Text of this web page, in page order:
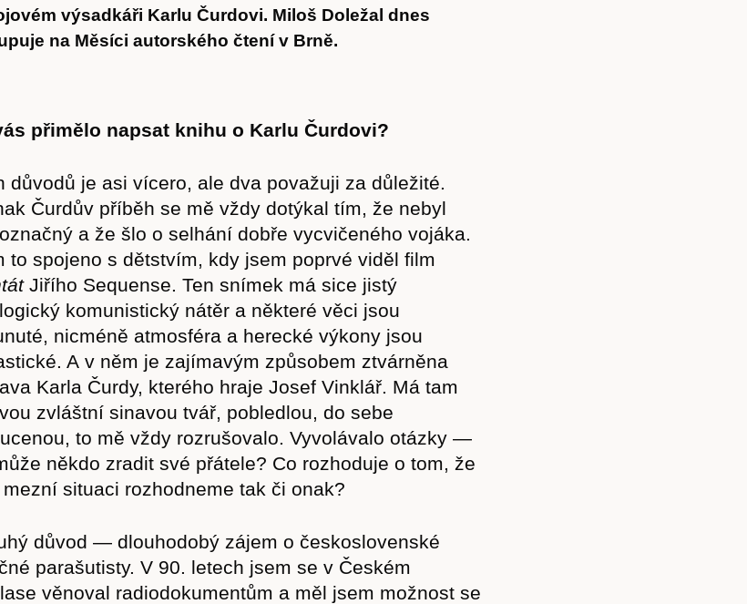
výsadkáři Karlu Čurdovi. Miloš Doležal dnes
na Měsíci autorského čtení v Brně.
přimělo napsat knihu o Karlu Čurdovi?
důvodů je asi vícero, ale dva považuji za důležité.
Čurdův příběh se mě vždy dotýkal tím, že nebyl
a že šlo o selhání dobře vycvičeného vojáka.
to spojeno s dětstvím, kdy jsem poprvé viděl film
Jiřího Sequense. Ten snímek má sice jistý
komunistický nátěr a některé věci jsou
nicméně atmosféra a herecké výkony jsou
A v něm je zajímavým způsobem ztvárněna
Karla Čurdy, kterého hraje Josef Vinklář. Má tam
zvláštní sinavou tvář, pobledlou, do sebe
to mě vždy rozrušovalo. Vyvolávalo otázky —
někdo zradit své přátele? Co rozhoduje o tom, že
situaci rozhodneme tak či onak?
důvod — dlouhodobý zájem o československé
parašutisty. V 90. letech jsem se v Českém
věnoval radiodokumentům a měl jsem možnost se